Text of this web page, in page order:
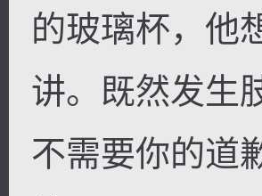
的玻璃杯，他
讲。既然发生
不需要你的道